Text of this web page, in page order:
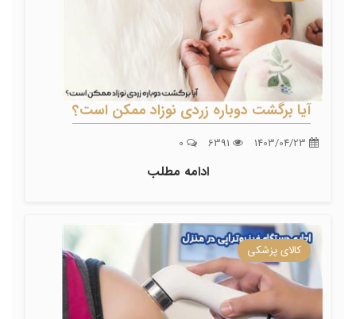
آیا برگشت دوباره زردی نوزاد ممکن است؟
ادامه مطلب
کالای پزشکی